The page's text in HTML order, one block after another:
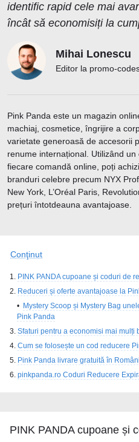
Conţinut
PINK PANDA cupoane și coduri de
Reduceri și oferte avantajoase la
Mystery Scoop și Mystery Bag
Pink Panda
Sfaturi pentru a economisi mai mulți
Cum se folosește un cod reducere
Pink Panda livrare gratuită în
pinkpanda.ro Coduri Reducere
PINK PANDA cupoane și
identific rapid cele mai
încât să economisiți la
Mihai Lonescu
Editor la promo-
Pink Panda este un magazin
machiaj, cosmetice, îngrijire a
varietate generoasă de accesorii
renume internațional. Utilizând
fiecare comandă online, poți
branduri celebre precum NYX
New York, L’Oréal Paris,
prețuri întotdeauna avantajoase.